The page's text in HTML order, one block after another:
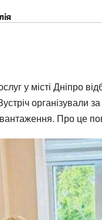
у місті Дніпро
організували
Про це